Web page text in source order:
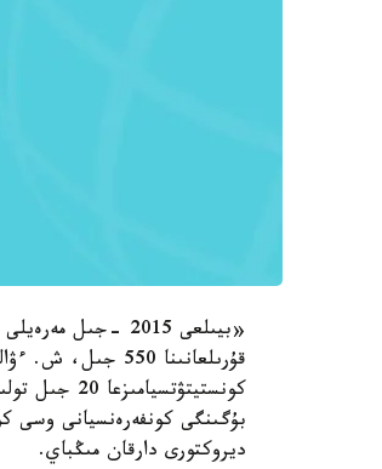
«بيىلعى 2015 -
بۇگىنگى كونفەرەنسيانى وسى
ديروكتورى دارقان مىڭباي.